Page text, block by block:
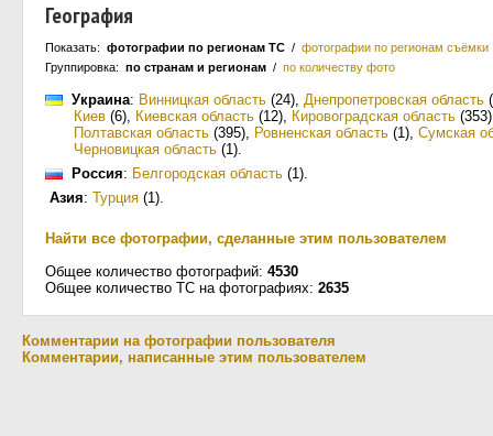
География
Показать: фотографии по регионам ТС / фотографии по регионам съёмки
Группировка: по странам и регионам / по количеству фото
Украина: Винницкая область (24), Днепропетровская область
Киев (6), Киевская область (12), Кировоградская область (353)
Полтавская область (395), Ровненская область (1), Сумская
Черновицкая область (1).
Россия: Белгородская область (1).
Азия: Турция (1).
Найти все фотографии, сделанные этим пользователем
Общее количество фотографий: 4530
Общее количество ТС на фотографиях: 2635
Комментарии на фотографии пользователя
Комментарии, написанные этим пользователем